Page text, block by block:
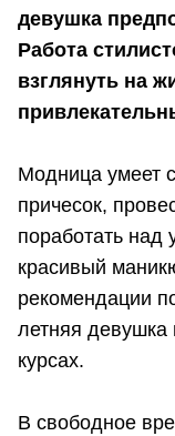
девушка
Работа
взглянуть на
Модница умеет
причесок,
поработать над
красивый
рекомендации
летняя
курсах.
В свободное